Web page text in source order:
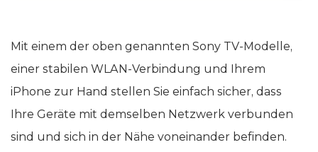
Mit einem der oben genannten Sony TV-Modelle,
einer stabilen WLAN-Verbindung und Ihrem
iPhone zur Hand stellen Sie einfach sicher, dass
Ihre Geräte mit demselben Netzwerk verbunden
sind und sich in der Nähe voneinander befinden.